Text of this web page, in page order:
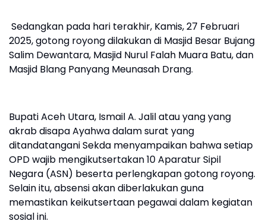
Sedangkan pada hari terakhir, Kamis, 27 Februari
2025, gotong royong dilakukan di Masjid Besar Bujang
Salim Dewantara, Masjid Nurul Falah Muara Batu, dan
Masjid Blang Panyang Meunasah Drang.
Bupati Aceh Utara, Ismail A. Jalil atau yang yang
akrab disapa Ayahwa dalam surat yang
ditandatangani Sekda menyampaikan bahwa setiap
OPD wajib mengikutsertakan 10 Aparatur Sipil
Negara (ASN) beserta perlengkapan gotong royong.
Selain itu, absensi akan diberlakukan guna
memastikan keikutsertaan pegawai dalam kegiatan
sosial ini.